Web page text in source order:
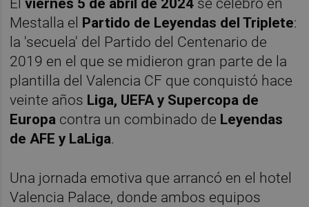
Mestalla el Partido de Leyendas del Triplete:
la 'secuela' del Partido del Centenario de
2019 en el que se midieron gran parte de la
plantilla del Valencia CF que conquistó hace
veinte años Liga, UEFA y Supercopa de
Europa contra un combinado de Leyendas
de AFE y LaLiga.
Una jornada emotiva que arrancó en el hotel
Valencia Palace, donde ambos equipos